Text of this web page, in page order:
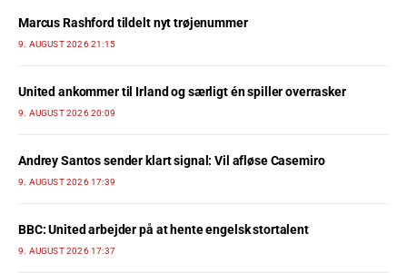
Marcus Rashford tildelt nyt trøjenummer
9. AUGUST 2026 21:15
United ankommer til Irland og særligt én spiller overrasker
9. AUGUST 2026 20:09
Andrey Santos sender klart signal: Vil afløse Casemiro
9. AUGUST 2026 17:39
BBC: United arbejder på at hente engelsk stortalent
9. AUGUST 2026 17:37